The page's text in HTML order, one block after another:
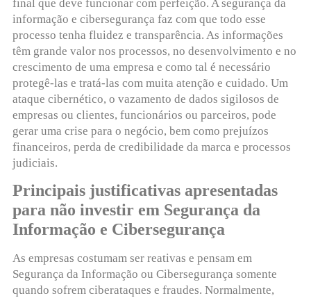
final que deve funcionar com perfeição. A segurança da
informação e cibersegurança faz com que todo esse
processo tenha fluidez e transparência. As informações
têm grande valor nos processos, no desenvolvimento e no
crescimento de uma empresa e como tal é necessário
protegê-las e tratá-las com muita atenção e cuidado. Um
ataque cibernético, o vazamento de dados sigilosos de
empresas ou clientes, funcionários ou parceiros, pode
gerar uma crise para o negócio, bem como prejuízos
financeiros, perda de credibilidade da marca e processos
judiciais.
Principais justificativas apresentadas
para não investir em Segurança da
Informação e Cibersegurança
As empresas costumam ser reativas e pensam em
Segurança da Informação ou Cibersegurança somente
quando sofrem ciberataques e fraudes. Normalmente,